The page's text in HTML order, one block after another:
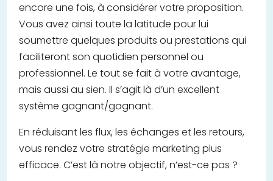
encore une fois, à considérer votre proposition.
Vous avez ainsi toute la latitude pour lui
soumettre quelques produits ou prestations qui
faciliteront son quotidien personnel ou
professionnel. Le tout se fait à votre avantage,
mais aussi au sien. Il s’agit là d’un excellent
système gagnant/gagnant.
En réduisant les flux, les échanges et les retours,
vous rendez votre stratégie marketing plus
efficace. C’est là notre objectif, n’est-ce pas ?